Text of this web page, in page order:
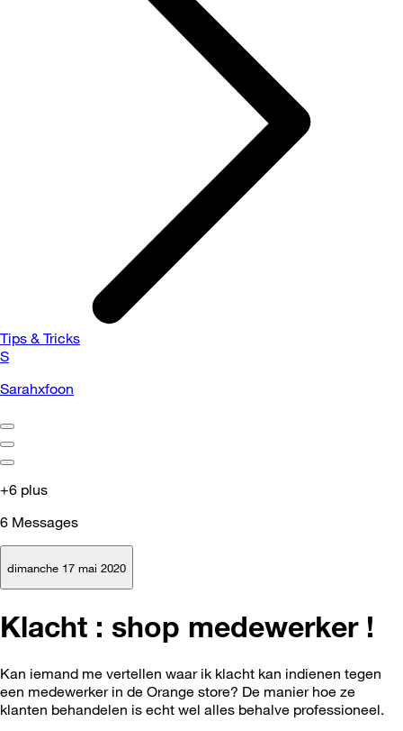
Tips & Tricks
S
Sarahxfoon
+6 plus
6 Messages
dimanche 17 mai 2020
Klacht : shop medewerker !
Kan iemand me vertellen waar ik klacht kan indienen tegen
een medewerker in de Orange store? De manier hoe ze
klanten behandelen is echt wel alles behalve professioneel.